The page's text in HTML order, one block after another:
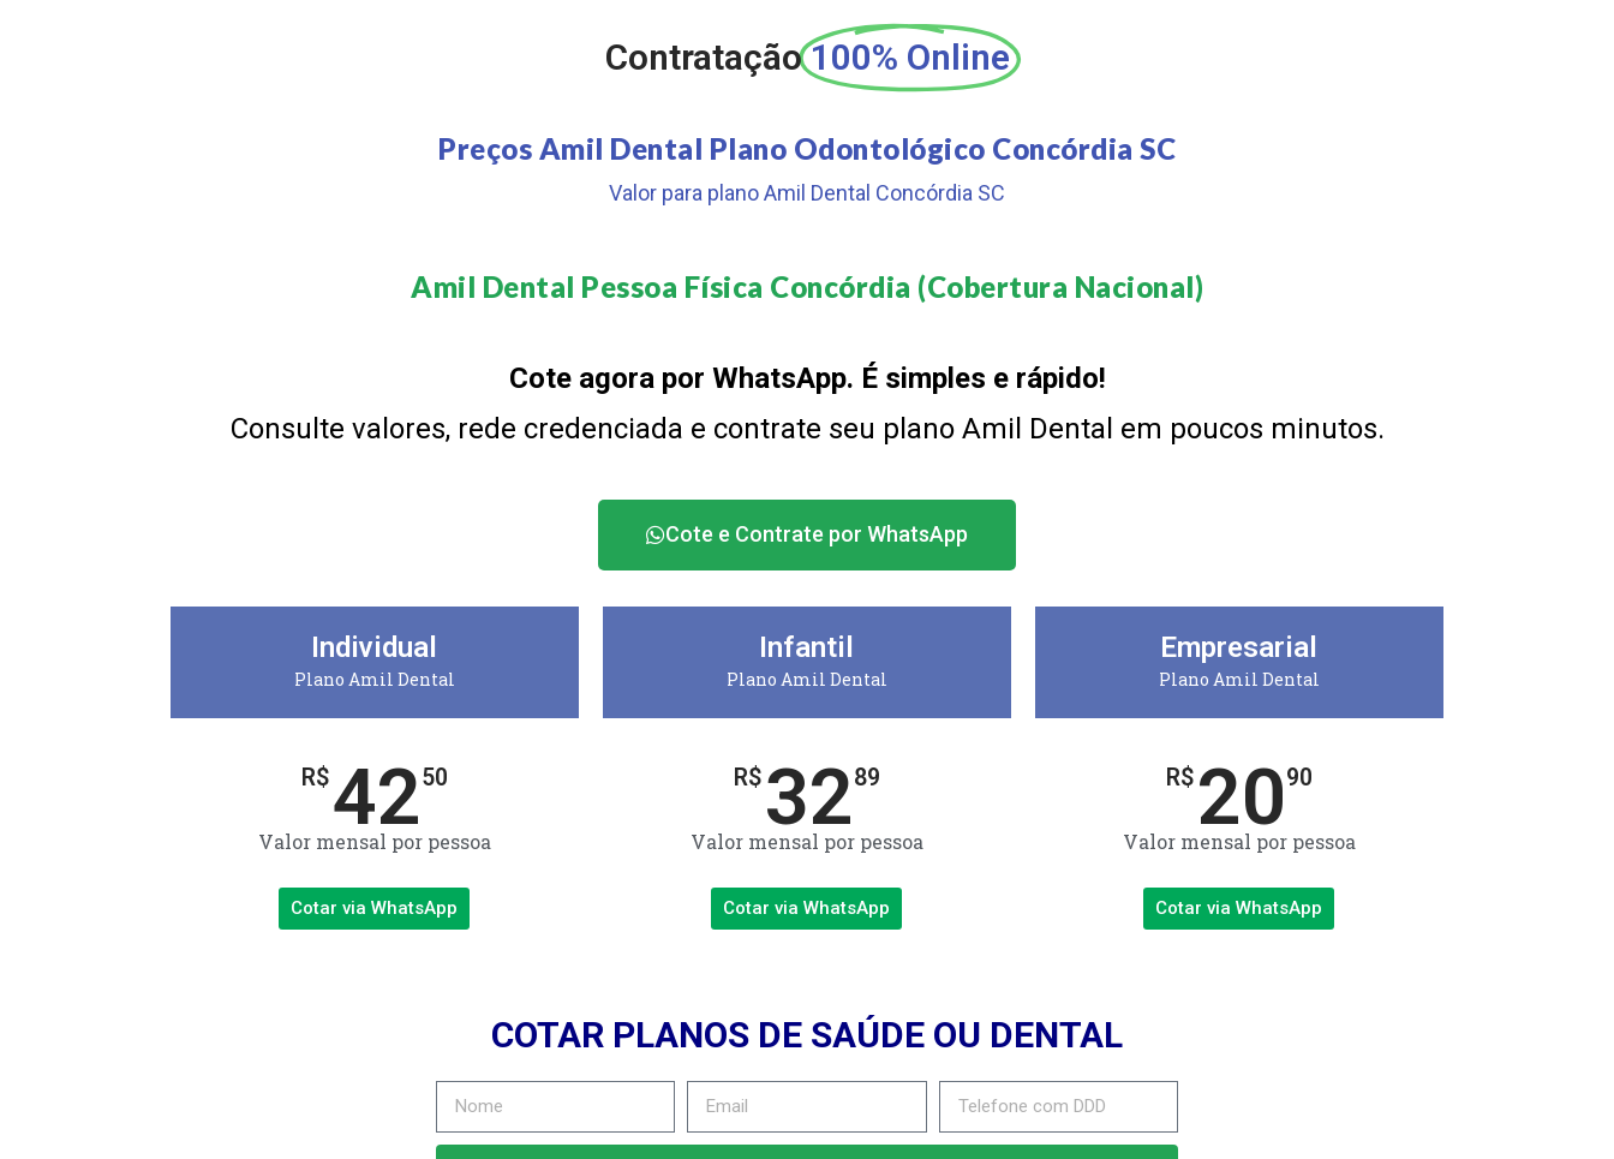
Contratação 100% Online
Preços Amil Dental Plano Odontológico Concórdia SC
Valor para plano Amil Dental Concórdia SC
Amil Dental Pessoa Física Concórdia (Cobertura Nacional)​
Cote agora por WhatsApp. É simples e rápido!
Consulte valores, rede credenciada e contrate seu plano Amil Dental em poucos minutos.
Cote e Contrate por WhatsApp
Individual
Plano Amil Dental
R$4250
Valor mensal por pessoa
Cotar via WhatsApp
Infantil
Plano Amil Dental
R$ 3289
Valor mensal por pessoa
Cotar via WhatsApp
Empresarial
Plano Amil Dental
R$ 2090
Valor mensal por pessoa
Cotar via WhatsApp
COTAR PLANOS DE SAÚDE OU DENTAL